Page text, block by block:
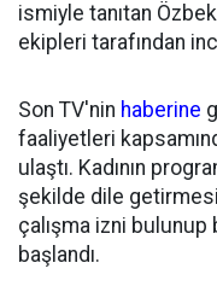
ismiyle tanıtan
ekipleri tarafından
Son TV'nin haberine
faaliyetleri
ulaştı. Kadının
şekilde dile
çalışma izni bulunup
başlandı.